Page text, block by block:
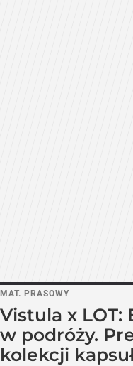
MAT. PRASOWY
Vistula x LOT:
w podróży.
kolekcji